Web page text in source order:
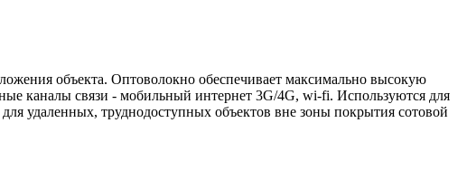
объекта. Оптоволокно обеспечивает максимально высокую
каналы связи - мобильный интернет 3G/4G, wi-fi. Используются для
удаленных, труднодоступных объектов вне зоны покрытия сотовой